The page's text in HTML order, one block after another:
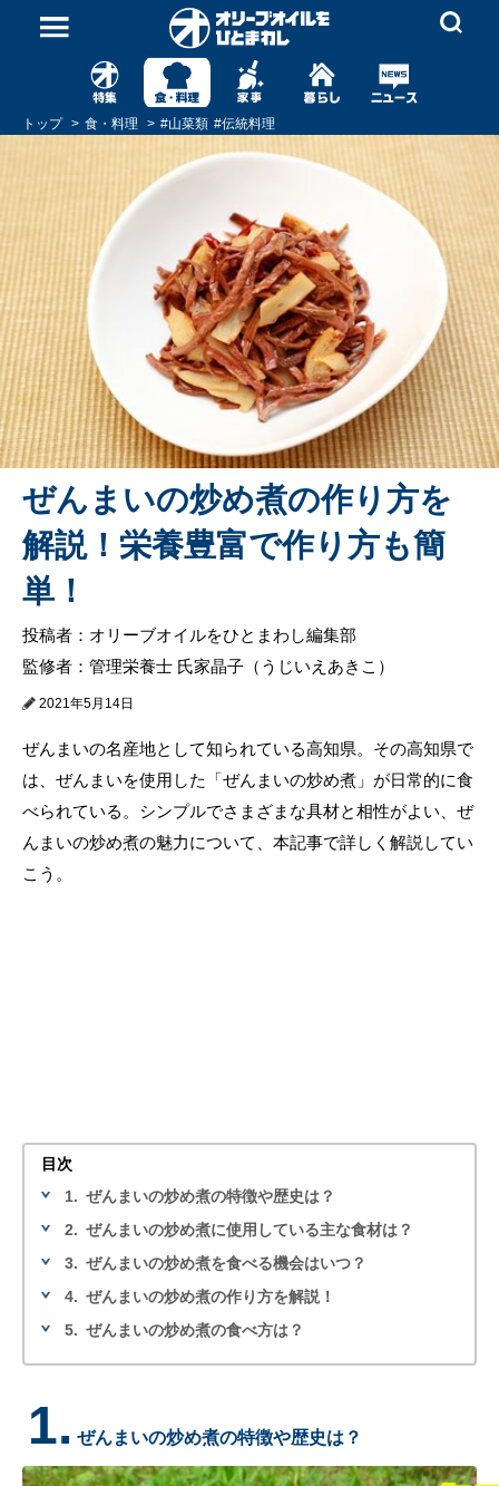
トップ 食・料理 #山菜類 #伝統料理
ぜんまいの炒め煮の作り方を
解説！栄養豊富で作り方も簡
単！
投稿者：オリーブオイルをひとまわし編集部
監修者：管理栄養士 氏家晶子（うじいえあきこ）
2021年5月14日
ぜんまいの名産地として知られている高知県。その高知県で
は、ぜんまいを使用した「ぜんまいの炒め煮」が日常的に食
べられている。シンプルでさまざまな具材と相性がよい、ぜ
んまいの炒め煮の魅力について、本記事で詳しく解説してい
こう。
目次
1. ぜんまいの炒め煮の特徴や歴史は？
2. ぜんまいの炒め煮に使用している主な食材は？
3. ぜんまいの炒め煮を食べる機会はいつ？
4. ぜんまいの炒め煮の作り方を解説！
5. ぜんまいの炒め煮の食べ方は？
1. ぜんまいの炒め煮の特徴や歴史は？